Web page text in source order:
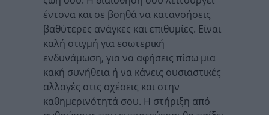
έντονα και σε βοηθά να κατανοήσεις
βαθύτερες ανάγκες και επιθυμίες. Είναι
καλή στιγμή για εσωτερική
ενδυνάμωση, για να αφήσεις πίσω μια
κακή συνήθεια ή να κάνεις ουσιαστικές
αλλαγές στις σχέσεις και στην
καθημερινότητά σου. Η στήριξη από